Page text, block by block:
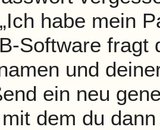
habe mein
Software fragt
und
ein neu
dem du